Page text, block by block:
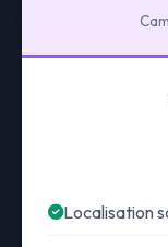
Localisation